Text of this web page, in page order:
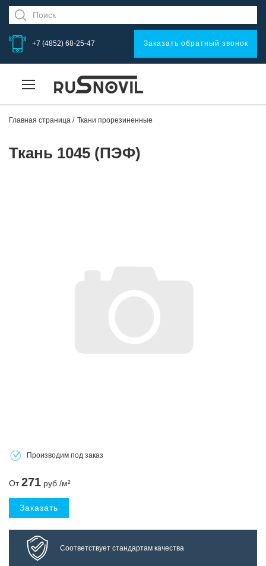
+7 (4852) 68-25-47 Заказать обратный звонок
Главная страница Ткани прорезиненные
Ткань 1045 (ПЭФ)
Производим под заказ
От271 руб./м²
Заказать
Соответствует стандартам качества